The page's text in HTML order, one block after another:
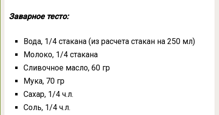
Заварное тесто:
Вода, 1/4 стакана (из расчета стакан на 250 мл)
Молоко, 1/4 стакана
Сливочное масло, 60 гр
Мука, 70 гр
Сахар, 1/4 ч.л.
Соль, 1/4 ч.л.